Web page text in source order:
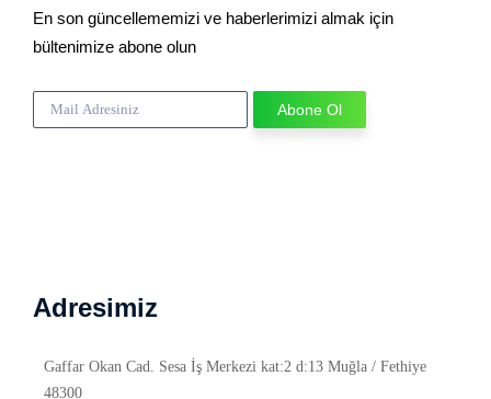
En son güncellememizi ve haberlerimizi almak için
bültenimize abone olun
Adresimiz
Gaffar Okan Cad. Sesa İş Merkezi kat:2 d:13 Muğla / Fethiye
48300